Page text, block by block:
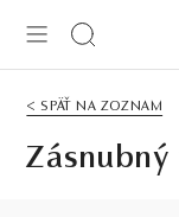
< SPÄŤ NA ZOZNAM
Zásnubný